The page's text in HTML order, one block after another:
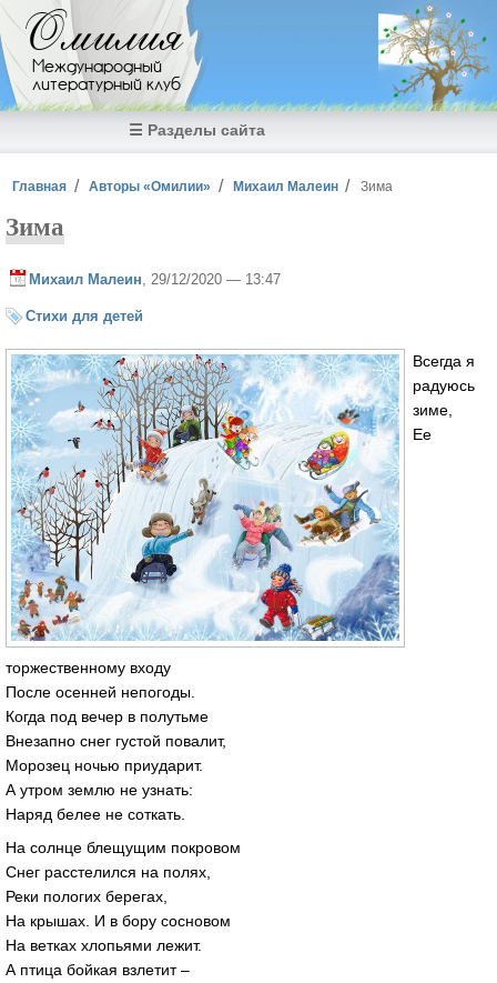
Перейти к основному содержанию
Омилия
Международный
литературный клуб
☰ Разделы сайта
Вы здесь
Главная Авторы «Омилии» Михаил Малеин Зима
Зима
Михаил Малеин , 29/12/2020 — 13:47
Стихи для детей
Всегда я
радуюсь
зиме,
Ее
торжественному входу
После осенней непогоды.
Когда под вечер в полутьме
Внезапно снег густой повалит,
Морозец ночью приударит.
А утром землю не узнать:
Наряд белее не соткать.
На солнце блещущим покровом
Снег расстелился на полях,
Реки пологих берегах,
На крышах. И в бору сосновом
На ветках хлопьями лежит.
А птица бойкая взлетит –